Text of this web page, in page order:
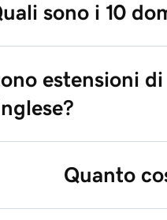
sono i 10
estensioni
Quanto